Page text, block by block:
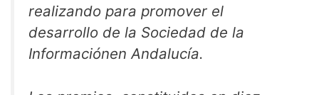
realizando para promover el
desarrollo de la Sociedad de la
Informaciónen Andalucía.